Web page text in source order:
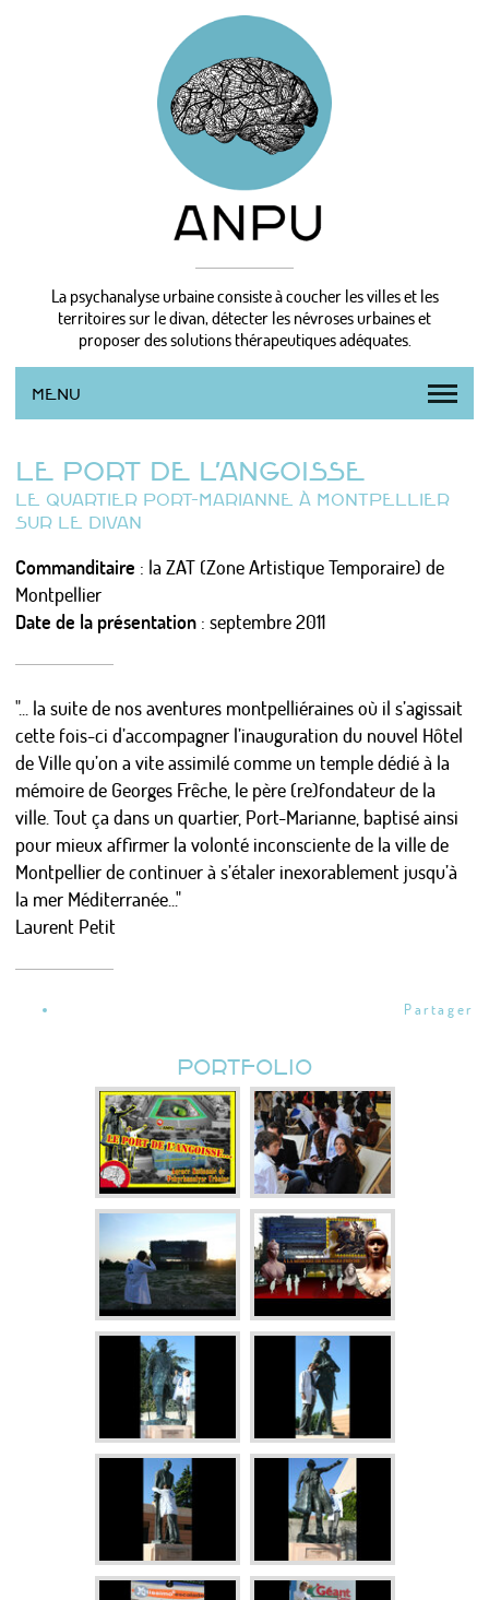
La psychanalyse urbaine consiste à coucher les villes et les
territoires sur le divan, détecter les névroses urbaines et
proposer des solutions thérapeutiques adéquates.
MENU
LA MÉTHODE
LES ÉTUDES DE CAS
LES MÉTA-SUJETS
L’URBANISTE ENCHANTEUR
Actualités
Calendrier
Photos/Vidéos/Pro
Presse
Nous écrire / Recevoir des nouvelles
S'identifier
LE PORT DE L’ANGOISSE
LE QUARTIER PORT-MARIANNE À MONTPELLIER
SUR LE DIVAN
Commanditaire : la ZAT (Zone Artistique Temporaire) de
Montpellier
Date de la présentation : septembre 2011
"... la suite de nos aventures montpelliéraines où il s’agissait
cette fois-ci d’accompagner l’inauguration du nouvel Hôtel
de Ville qu’on a vite assimilé comme un temple dédié à la
mémoire de Georges Frêche, le père (re)fondateur de la
ville. Tout ça dans un quartier, Port-Marianne, baptisé ainsi
pour mieux affirmer la volonté inconsciente de la ville de
Montpellier de continuer à s’étaler inexorablement jusqu’à
la mer Méditerranée..."
Laurent Petit
Partager
PORTFOLIO